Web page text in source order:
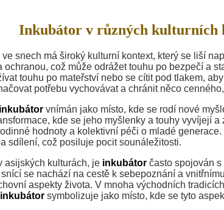
Inkubátor v různých kulturních
snech má široký kulturní kontext, který se liší
ochranou, což může odrážet touhu po bezpečí a
touhu po mateřství nebo se cítit pod tlakem,
potřebu vychovávat a chránit něco
inkubátor vnímán jako místo, kde se rodí nové
kde se jeho myšlenky a touhy vyvíjejí
hodnoty a kolektivní péči o mladé
sdílení, což posiluje pocit sounáležitosti.
asijských kulturách, je inkubátor často spojován
se nachází na cestě k sebepoznání a
aspekty života. V mnoha východních
inkubátor symbolizuje jako místo, kde se tyto